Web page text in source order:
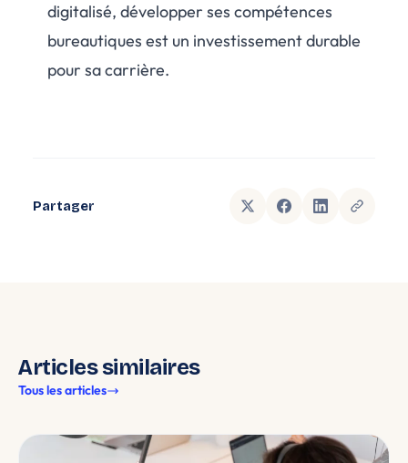
digitalisé, développer ses compétences
bureautiques est un investissement durable
pour sa carrière.
Partager
Articles similaires
Tous les articles